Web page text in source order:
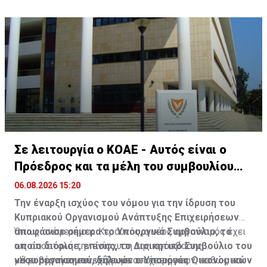
της οδού Αιόλου.
Πηγή: ΚΥΠΕ
Σε λειτουργία ο ΚΟΑΕ - Αυτός είναι ο
Πρόεδρος και τα μέλη του συμβουλίου
του
06.08.2026 15:20
Την έναρξη ισχύος του νόμου για την ίδρυση του
Κυπριακού Οργανισμού Ανάπτυξης Επιχειρήσεων
αποφάσισε σήμερα το Υπουργικό Συμβούλιο, το
οποίο διόρισε, επίσης, το Διοικητικό Συμβούλιο του
νέου οργανισμού, δήλωσε ο Υπουργός Οικονομικών
Όπως ανέφερε ο κ. Κεραυνός, ο νέος οργανισμός έχει
ως αποστολή την ενίσχυση της πρόσβασης
μικρομεσαίων και νεοφυών επιχειρήσεων, καθώς και
«Η κυβέρνηση συνεχίζει με συνέπεια και